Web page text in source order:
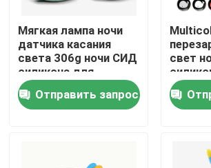
Спросите цитату
Свет ночи СИД силикона
Мягкая лампа ночи
датчика касания
света 306g ночи СИД
силикона для
девушек малыша
Отправить запрос
свет
для